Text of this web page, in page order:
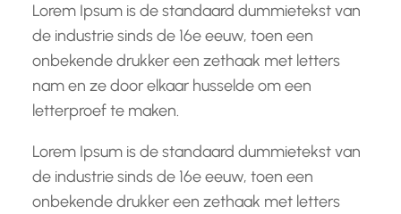
Lorem Ipsum is de standaard dummietekst van
de industrie sinds de 16e eeuw, toen een
onbekende drukker een zethaak met letters
nam en ze door elkaar husselde om een
letterproef te maken.
Lorem Ipsum is de standaard dummietekst van
de industrie sinds de 16e eeuw, toen een
onbekende drukker een zethaak met letters